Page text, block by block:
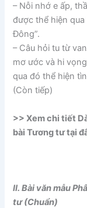
– Nỗi nhớ e ấp,
được thể hiện qua
Đông”.
– Câu hỏi tu từ
mơ ước và hi
qua đó thể hiện
(Còn tiếp)
>> Xem chi tiết
bài Tương tư tại
II. Bài văn mẫu
tư (Chuẩn)